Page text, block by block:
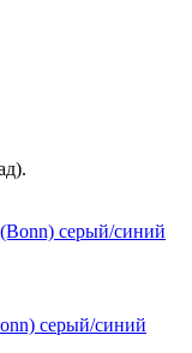
серый/синий